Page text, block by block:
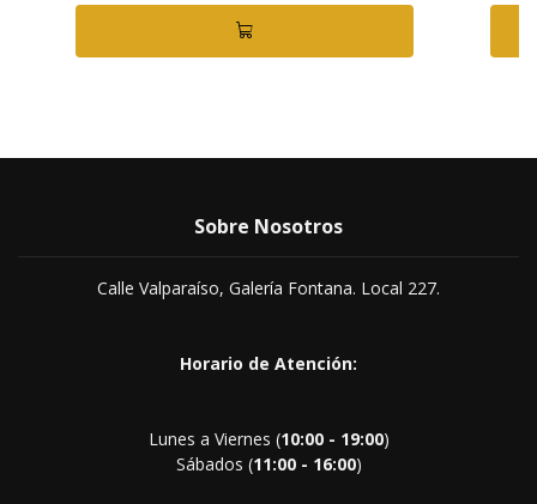
Sobre Nosotros
Calle Valparaíso, Galería Fontana. Local 227.
Horario de Atención:
Lunes a Viernes (10:00 - 19:00)
Sábados (11:00 - 16:00)